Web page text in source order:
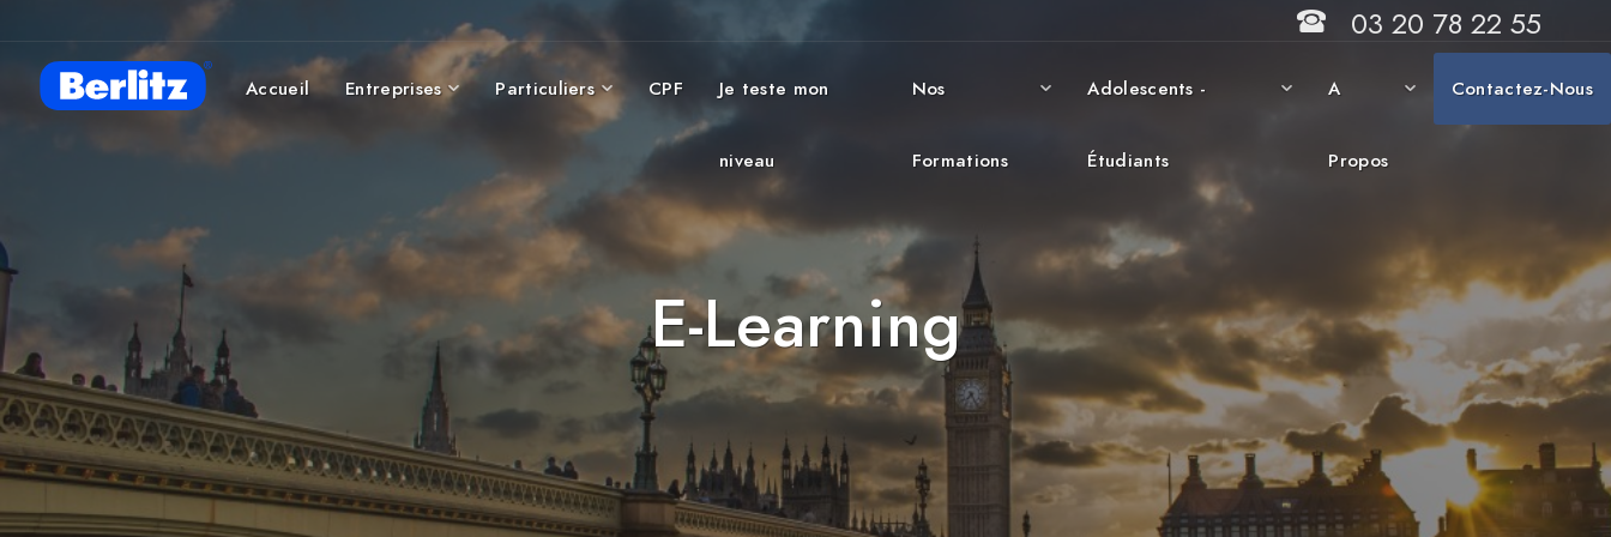
03 20 78 22 55
Accueil Entreprises Particuliers CPF Je teste mon
niveau
Nos
Formations
Adolescents -
Étudiants
A
Propos
Contactez-Nous
E-Learning